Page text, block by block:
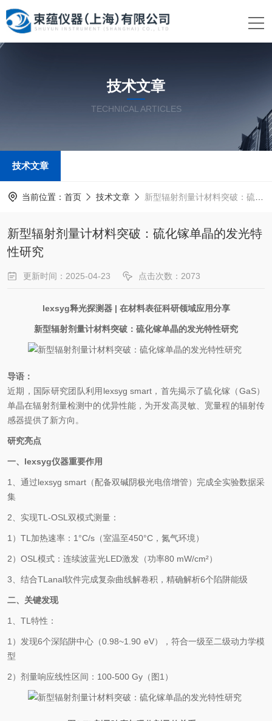
技术文章
TECHNICAL ARTICLES
技术文章
当前位置： 首页 技术文章 新型辐射剂量计材料突破：硫化镓单晶的发光特性研究
新型辐射剂量计材料突破：硫化镓单晶的发光特
性研究
更新时间：2025-04-23 点击次数：2073
lexsyg释光探测器| 在材料表征科研领域应用分享
新型辐射剂量计材料突破：硫化镓单晶的发光特性研究
导语：
近期，国际研究团队利用 lexsyg smart ，首先揭示了硫化镓（GaS）
单晶在辐射剂量检测中的优异性能，为开发高灵敏、宽量程的辐射传
感器提供了新方向。
研究亮点
一、 lexsyg仪器重要作用
1 、通过lexsyg smart （配备双碱阴极光电倍增管）完成全实验数据采
集
2 、实现TL-OSL 双模式测量：
1 ） TL 加热速率： 1°C/s （室温至450°C ，氮气环境）
2） OSL 模式：连续波蓝光LED激发（功率80 mW/cm²）
3 、结合TLanal软件完成复杂曲线解卷积，精确解析6个陷阱能级
二、关键发现
1 TL 特性：
1 ）发现6个深陷阱中心（0.98~1.90 eV），符合一级至二级动力学模
型
2）剂量响应线性区间： 100-500 Gy （图1 ）